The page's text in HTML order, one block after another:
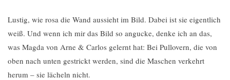
Lustig, wie rosa die Wand aussieht im Bild. Dabei ist sie eigentlich
weiß. Und wenn ich mir das Bild so angucke, denke ich an das,
was Magda von Arne & Carlos gelernt hat: Bei Pullovern, die von
oben nach unten gestrickt werden, sind die Maschen verkehrt
herum – sie lächeln nicht.